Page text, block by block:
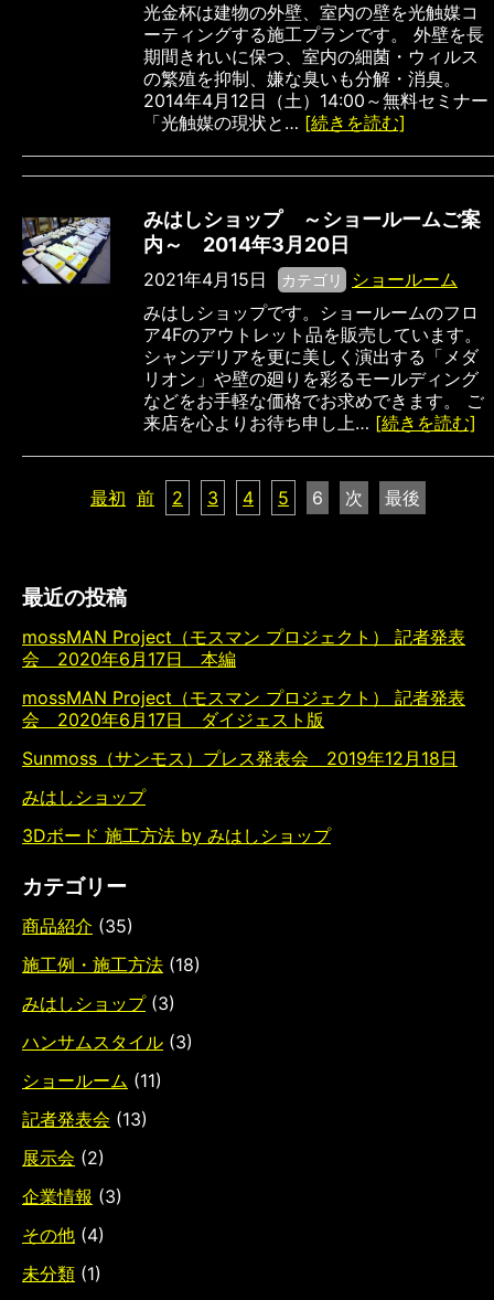
光金杯は建物の外壁、室内の壁を光触媒コ
ーティングする施工プランです。 外壁を長
期間きれいに保つ、室内の細菌・ウィルス
の繁殖を抑制、嫌な臭いも分解・消臭。
2014年4月12日（土）14:00～無料セミナー
「光触媒の現状と… [続きを読む]
みはしショップ ～ショールームご案
内～ 2014年3月20日
2021年4月15日 カテゴリ
ショールーム
みはしショップです。ショールームのフロ
ア4Fのアウトレット品を販売しています。
シャンデリアを更に美しく演出する「メダ
リオン」や壁の廻りを彩るモールディング
などをお手軽な価格でお求めできます。 ご
来店を心よりお待ち申し上… [続きを読む]
最初 前 2 3 4 5 6 次 最後
最近の投稿
mossMAN Project（モスマン プロジェクト） 記者発表
会 2020年6月17日 本編
mossMAN Project（モスマン プロジェクト） 記者発表
会 2020年6月17日 ダイジェスト版
Sunmoss（サンモス）プレス発表会 2019年12月18日
みはしショップ
3Dボード 施工方法 by みはしショップ
カテゴリー
商品紹介 (35)
施工例・施工方法 (18)
みはしショップ(3)
ハンサムスタイル (3)
ショールーム (11)
記者発表会 (13)
展示会 (2)
企業情報 (3)
その他 (4)
未分類 (1)